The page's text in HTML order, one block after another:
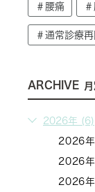
＃腰痛
＃通常診療再
ARCHIVE
2026年 (6)
2026
2026
2026